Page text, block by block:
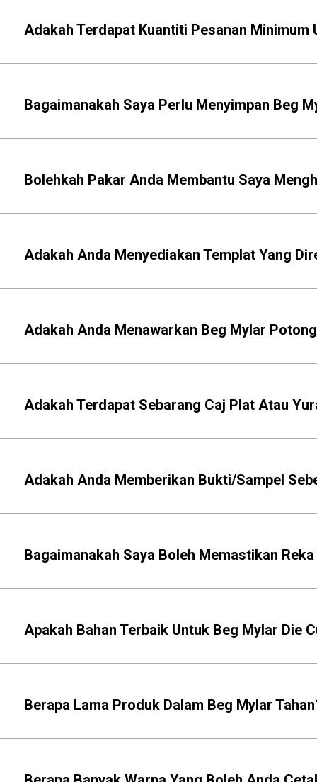
Adakah Terdapat Kuantiti Pesanan
Bagaimanakah Saya Perlu Menyimpan Beg
Bolehkah Pakar Anda Membantu Saya
Adakah Anda Menyediakan Templat Yang
Adakah Anda Menawarkan Beg Mylar
Adakah Terdapat Sebarang Caj Plat Atau
Adakah Anda Memberikan Bukti/Sampel
Bagaimanakah Saya Boleh Memastikan
Apakah Bahan Terbaik Untuk Beg Mylar Die
Berapa Lama Produk Dalam Beg Mylar